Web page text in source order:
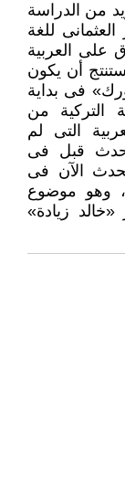
من الدراسة
للغة
على العربية
أن يكون
فى بداية
التركية من
التى لم
حدث قبل فى
الآن فى
وهو موضوع
«خالد زيادة»